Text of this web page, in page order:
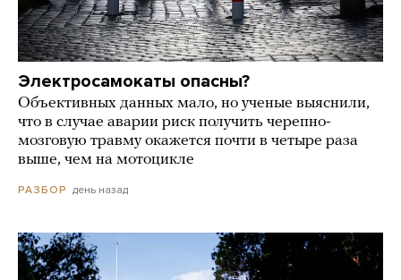
Электросамокаты опасны?
Объективных данных мало, но ученые выяснили,
что в случае аварии риск получить черепно-
мозговую травму окажется почти в четыре раза
выше, чем на мотоцикле
РАЗБОР день назад